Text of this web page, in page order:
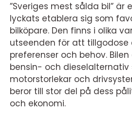
”Sveriges mest sålda bil” är
lyckats etablera sig som
bilköpare. Den finns i olika
utseenden för att tillgodose
preferenser och behov.
bensin- och dieselalternativ
motorstorlekar och
beror till stor del på dess
och ekonomi.